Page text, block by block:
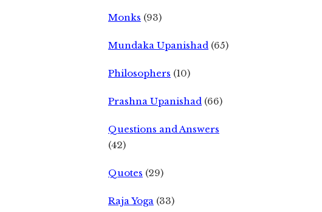
Monks (93)
Mundaka Upanishad (65)
Philosophers (10)
Prashna Upanishad (66)
Questions and Answers
(42)
Quotes (29)
Raja Yoga (33)